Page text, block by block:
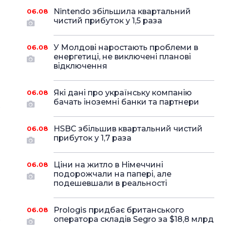
06.08
Nintendo збільшила квартальний
чистий прибуток у 1,5 раза
06.08
У Молдові наростають проблеми в
енергетиці, не виключені планові
відключення
06.08
Які дані про українську компанію
бачать іноземні банки та партнери
06.08
HSBC збільшив квартальний чистий
прибуток у 1,7 раза
06.08
Ціни на житло в Німеччині
подорожчали на папері, але
подешевшали в реальності
06.08
Prologis придбає британського
оператора складів Segro за $18,8 млрд